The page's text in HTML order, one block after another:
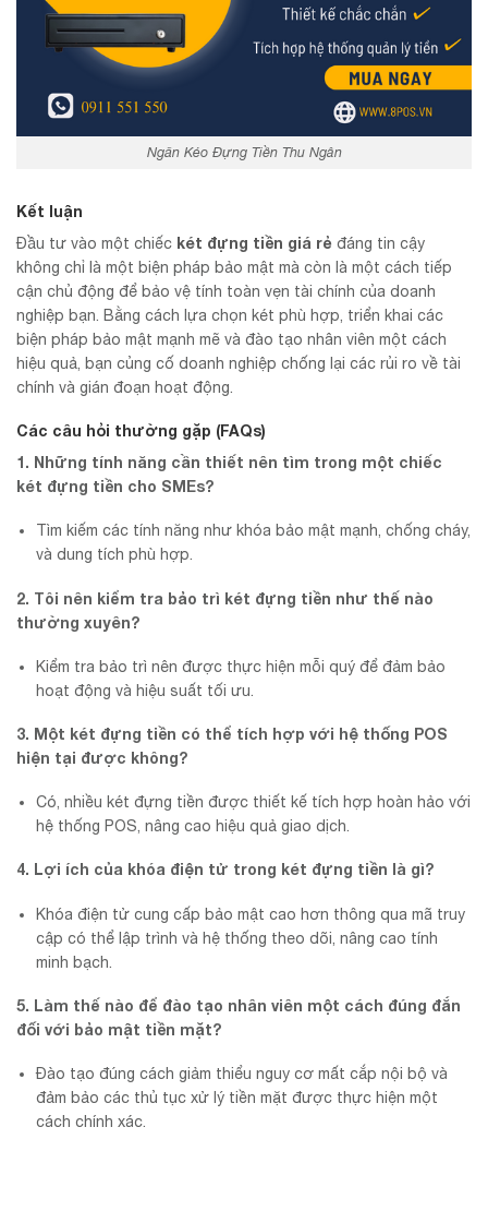
Ngăn Kéo Đựng Tiền Thu Ngân
Kết luận
Đầu tư vào một chiếc két đựng tiền giá rẻ đáng tin cậy
không chỉ là một biện pháp bảo mật mà còn là một cách tiếp
cận chủ động để bảo vệ tính toàn vẹn tài chính của doanh
nghiệp bạn. Bằng cách lựa chọn két phù hợp, triển khai các
biện pháp bảo mật mạnh mẽ và đào tạo nhân viên một cách
hiệu quả, bạn củng cố doanh nghiệp chống lại các rủi ro về tài
chính và gián đoạn hoạt động.
Các câu hỏi thường gặp (FAQs)
1. Những tính năng cần thiết nên tìm trong một chiếc
két đựng tiền cho SMEs?
Tìm kiếm các tính năng như khóa bảo mật mạnh, chống cháy,
và dung tích phù hợp.
2. Tôi nên kiểm tra bảo trì két đựng tiền như thế nào
thường xuyên?
Kiểm tra bảo trì nên được thực hiện mỗi quý để đảm bảo
hoạt động và hiệu suất tối ưu.
3. Một két đựng tiền có thể tích hợp với hệ thống POS
hiện tại được không?
Có, nhiều két đựng tiền được thiết kế tích hợp hoàn hảo với
hệ thống POS, nâng cao hiệu quả giao dịch.
4. Lợi ích của khóa điện tử trong két đựng tiền là gì?
Khóa điện tử cung cấp bảo mật cao hơn thông qua mã truy
cập có thể lập trình và hệ thống theo dõi, nâng cao tính
minh bạch.
5. Làm thế nào để đào tạo nhân viên một cách đúng đắn
đối với bảo mật tiền mặt?
Đào tạo đúng cách giảm thiểu nguy cơ mất cắp nội bộ và
đảm bảo các thủ tục xử lý tiền mặt được thực hiện một
cách chính xác.